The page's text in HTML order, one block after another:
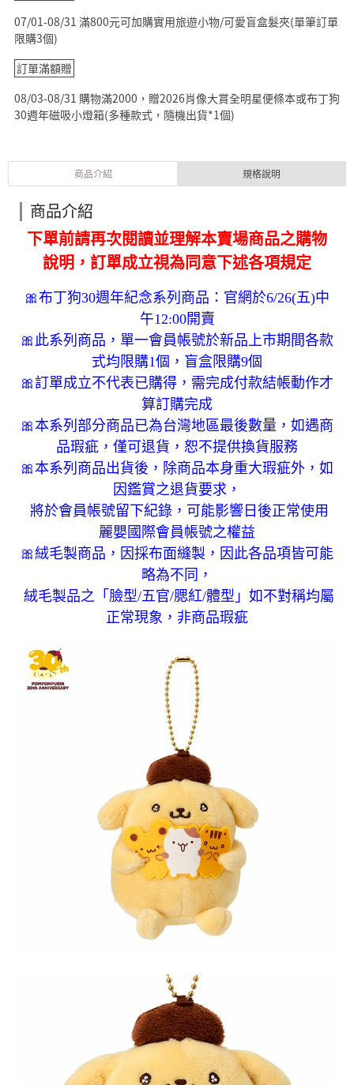
07/01-08/31 滿800元可加購實用旅遊小物/可愛盲盒髮夾(單筆訂單
限購3個)
訂單滿額贈
08/03-08/31 購物滿2000，贈2026肖像大賞全明星便條本或布丁狗
30週年磁吸小燈箱(多種款式，隨機出貨*1個)
商品介紹 規格說明
商品介紹
下單前請再次閱讀並理解本賣場商品之購物
說明，訂單成立視為同意下述各項規定
🎀布丁狗30週年紀念系列商品：官網於6/26(五)中
午12:00開賣
🎀此系列商品，單一會員帳號於新品上市期間各款
式均限購1個，盲盒限購9個
🎀訂單成立不代表已購得，需完成付款結帳動作才
算訂購完成
🎀本系列部分商品已為台灣地區最後數量，如遇商
品瑕疵，僅可退貨，恕不提供換貨服務
🎀本系列商品出貨後，除商品本身重大瑕疵外，如
因鑑賞之退貨要求，
將於會員帳號留下紀錄，可能影響日後正常使用
麗嬰國際會員帳號之權益
🎀絨毛製商品，因採布面縫製，因此各品項皆可能
略為不同，
絨毛製品之「臉型/五官/腮紅/體型」如不對稱均屬
正常現象，非商品瑕疵